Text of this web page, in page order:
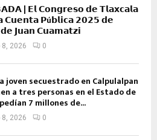
| 𝗘𝗹 𝗖𝗼𝗻𝗴𝗿𝗲𝘀𝗼 𝗱𝗲 𝗧𝗹𝗮𝘅𝗰𝗮𝗹𝗮
𝗖𝘂𝗲𝗻𝘁𝗮 𝗣ú𝗯𝗹𝗶𝗰𝗮 𝟮𝟬𝟮𝟱 𝗱𝗲
𝗝𝘂𝗮𝗻 𝗖𝘂𝗮𝗺𝗮𝘁𝘇𝗶
2026 0
joven secuestrado en Calpulalpan
a tres personas en el Estado de
7 millones de...
2026 0